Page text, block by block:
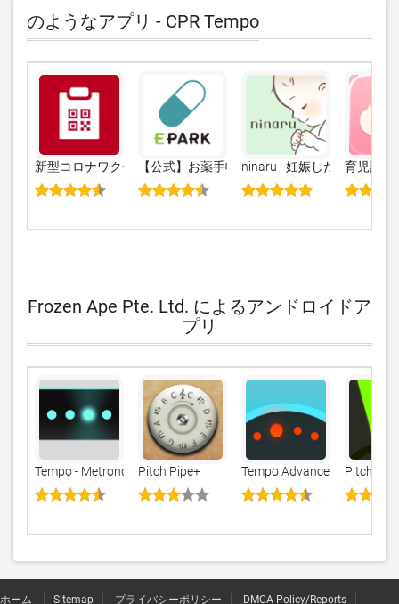
のようなアプリ - CPR Tempo
新型コロナワクチン接種証明書アプリ
【公式】お薬手帳-ポイントも貯まる
ninaru - 妊娠したら妊婦さ
育児記録
Frozen Ape Pte. Ltd. によるアンドロイドア
プリ
Tempo - Metronome メトロノーム
Pitch Pipe+ Tempo Advance - Pitch -
ホーム Sitemap プライバシーポリシー DMCA Policy/Reports